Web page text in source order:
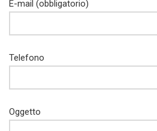
E-mail (obbligatorio)
Telefono
Oggetto